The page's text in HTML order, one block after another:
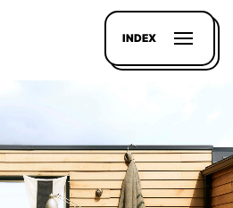
INDEX